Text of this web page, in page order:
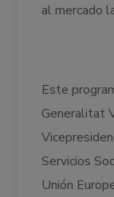
al mercado
Este
Generalitat
Servicios
Unión